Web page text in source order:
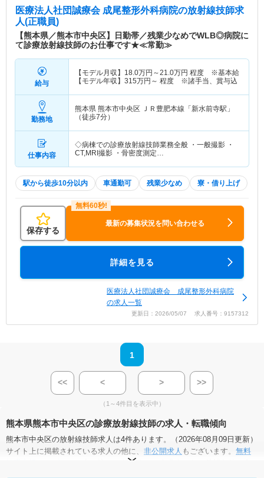
医療法人社団誠療会 成尾整形外科病院の放射線技師求
人(正職員)
【熊本県／熊本市中央区】日勤帯／残業少なめでWLB◎病院に
て診療放射線技師のお仕事です★≪常勤≫
給与
【モデル月収】 18.0万円～21.0万円 程度 ※基本給
【モデル年収】 315万円～ 程度 ※諸手当、賞与込
勤務地
熊本県 熊本市中央区 ＪＲ豊肥本線「新水前寺駅」
（徒歩7分）
仕事内容
◇病棟での診療放射線技師業務全般 ・一般撮影 ・
CT,MRI撮影 ・骨密度測定…
駅から徒歩10分以内 車通勤可 残業少なめ 寮・借り上げ
保存する
最新の募集状況を問い合わせる
詳細を見る
医療法人社団誠療会 成尾整形外科病院
の求人一覧
更新日：2026/05/07 求人番号：9157312
1
<< < > >>
（1～4件目を表示中）
熊本県熊本市中央区の診療放射線技師の求人・転職傾向
熊本市中央区の放射線技師求人は4件あります。（2026年08月09日更新）
サイト上に掲載されている求人の他に、 非公開求人 もございます。 無料
にお申し込みいただくと、全求人からご希望条件に合